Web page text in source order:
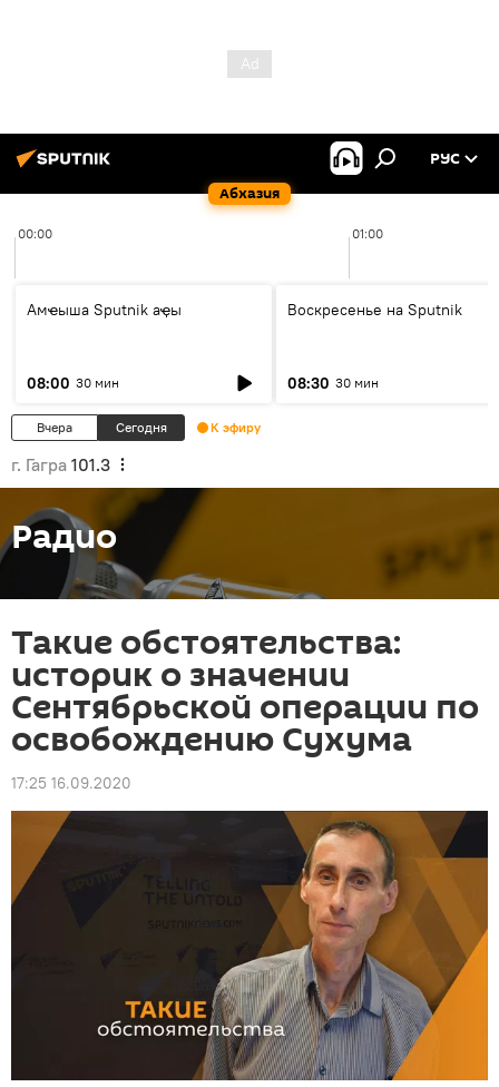
Абхазия
РУС
00:00 01:00
Амҽыша Sputnik аҿы
08:00 30 мин
Воскресенье на Sputnik
08:30 30 мин
Вчера Сегодня К эфиру
г. Гагра 101.3
Радио
Такие обстоятельства:
историк о значении
Сентябрьской операции по
освобождению Сухума
17:25 16.09.2020